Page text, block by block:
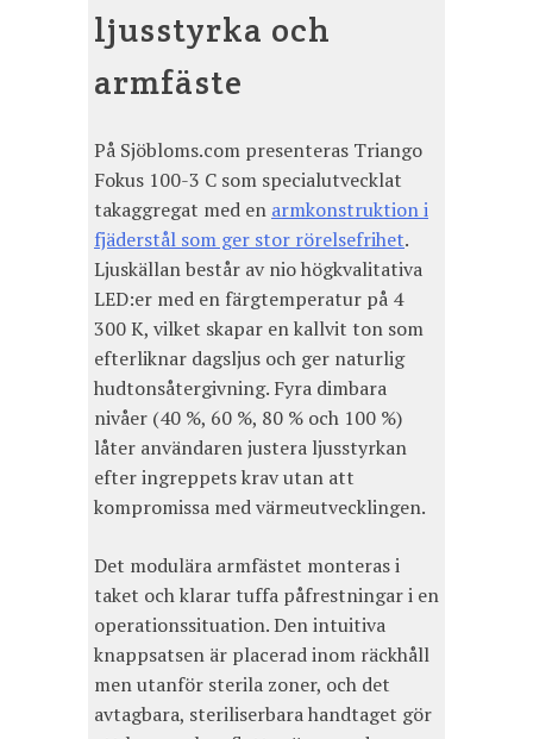
ljusstyrka och
armfäste
På Sjöbloms.com presenteras Triango
Fokus 100-3 C som specialutvecklat
takaggregat med en armkonstruktion i
fjäderstål som ger stor rörelsefrihet.
Ljuskällan består av nio högkvalitativa
LED:er med en färgtemperatur på 4
300 K, vilket skapar en kallvit ton som
efterliknar dagsljus och ger naturlig
hudtonsåtergivning. Fyra dimbara
nivåer (40 %, 60 %, 80 % och 100 %)
låter användaren justera ljusstyrkan
efter ingreppets krav utan att
kompromissa med värmeutvecklingen.
Det modulära armfästet monteras i
taket och klarar tuffa påfrestningar i en
operationssituation. Den intuitiva
knappsatsen är placerad inom räckhåll
men utanför sterila zoner, och det
avtagbara, steriliserbara handtaget gör